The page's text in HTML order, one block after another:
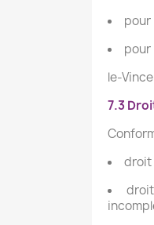
pour
pour
le-
7.3
droit